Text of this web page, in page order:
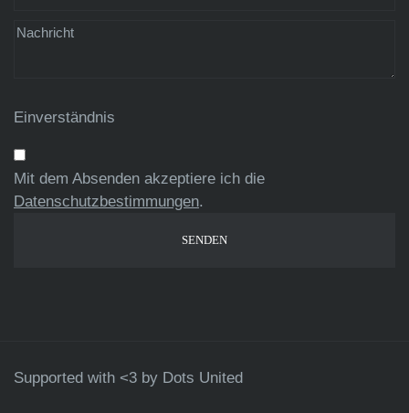
Einverständnis
Mit dem Absenden akzeptiere ich die
Datenschutzbestimmungen.
Supported with <3 by Dots United